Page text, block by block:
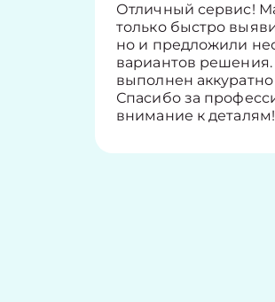
Отличный сервис!
только быстро
но и предложили
вариантов
выполнен
Спасибо за
внимание к деталям!